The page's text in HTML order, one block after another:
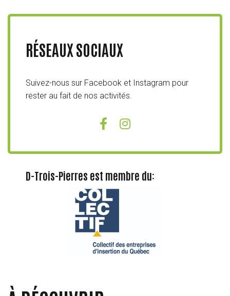
RÉSEAUX SOCIAUX
Suivez-nous sur Facebook et Instagram pour
rester au fait de nos activités.
D-Trois-Pierres est membre du: